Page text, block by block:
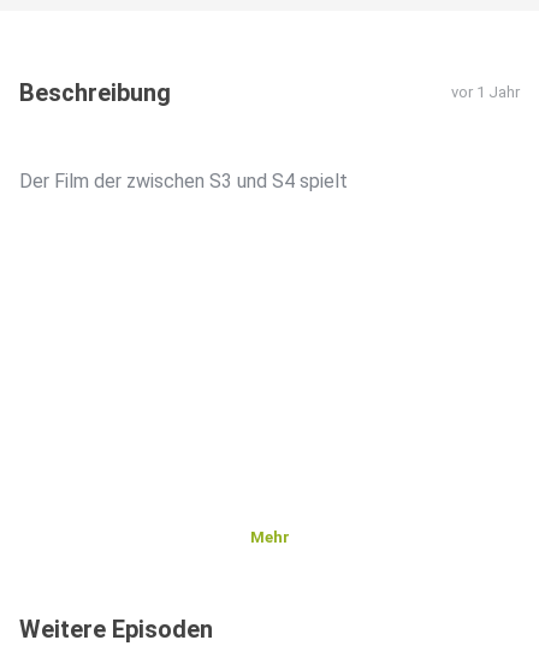
Beschreibung vor 1 Jahr
Der Film der zwischen S3 und S4 spielt
Mehr
Weitere Episoden